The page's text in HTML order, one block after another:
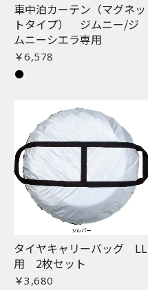
車中泊カーテン（マグネッ
トタイプ） ジムニー/ジ
ムニーシエラ専用
￥6,578
タイヤキャリーバッグ LL
用 2枚セット
￥3,680